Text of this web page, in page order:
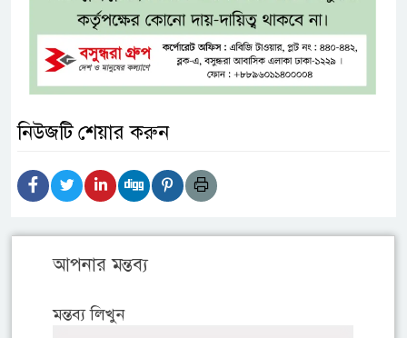
নিউজটি শেয়ার করুন
আপনার মন্তব্য
মন্তব্য লিখুন